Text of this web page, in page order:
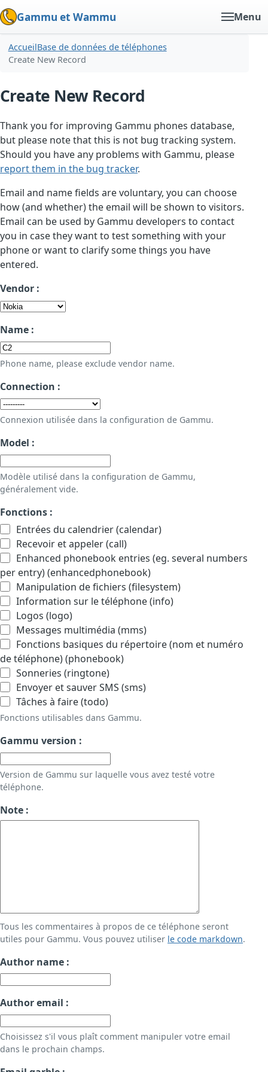
Gammu et Wammu Menu
AccueilBase de données de téléphones
Create New Record
Create New Record
Thank you for improving Gammu phones database,
but please note that this is not bug tracking system.
Should you have any problems with Gammu, please
report them in the bug tracker.
Email and name fields are voluntary, you can choose
how (and whether) the email will be shown to visitors.
Email can be used by Gammu developers to contact
you in case they want to test something with your
phone or want to clarify some things you have
entered.
Vendor :
Name :
Phone name, please exclude vendor name.
Connection :
Connexion utilisée dans la configuration de Gammu.
Model :
Modèle utilisé dans la configuration de Gammu,
généralement vide.
Fonctions :
Entrées du calendrier (calendar)
Recevoir et appeler (call)
Enhanced phonebook entries (eg. several numbers
per entry) (enhancedphonebook)
Manipulation de fichiers (filesystem)
Information sur le téléphone (info)
Logos (logo)
Messages multimédia (mms)
Fonctions basiques du répertoire (nom et numéro
de téléphone) (phonebook)
Sonneries (ringtone)
Envoyer et sauver SMS (sms)
Tâches à faire (todo)
Fonctions utilisables dans Gammu.
Gammu version :
Version de Gammu sur laquelle vous avez testé votre
téléphone.
Note :
Tous les commentaires à propos de ce téléphone seront
utiles pour Gammu. Vous pouvez utiliser le code markdown.
Author name :
Author email :
Choisissez s'il vous plaît comment manipuler votre email
dans le prochain champs.